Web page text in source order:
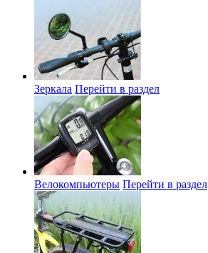
Зеркала Перейти в раздел
Велокомпьютеры Перейти в раздел